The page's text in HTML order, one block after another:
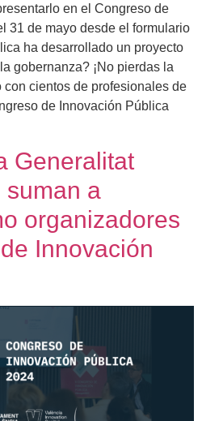
en el Congreso de
31 de mayo desde el formulario
ha desarrollado un proyecto
gobernanza? ¡No pierdas la
cientos de profesionales de
de Innovación Pública
Generalitat
suman a
organizadores
Innovación